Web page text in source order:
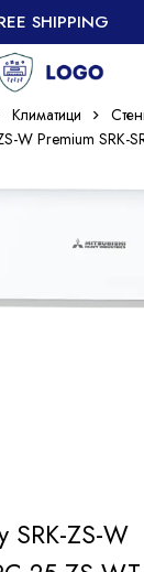
SHIPPING
Климатици
W Premium SRK-
SRK-ZS-W